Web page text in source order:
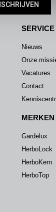
SERVICE
Nieuws
Onze
Vacatures
Contact
MERKEN
Gardelux
HerboLock
HerboKern
HerboTop